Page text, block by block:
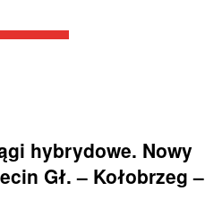
hybrydowe. Nowy
Gł. – Kołobrzeg –